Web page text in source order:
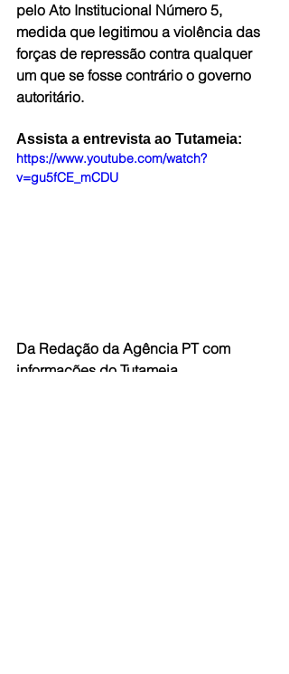
pelo Ato Institucional Número 5,
medida que legitimou a violência das
forças de repressão contra qualquer
um que se fosse contrário o governo
autoritário.
Assista a entrevista ao Tutameia:
https://www.youtube.com/watch?
v=gu5fCE_mCDU
Da Redação da Agência PT com
informações do Tutameia